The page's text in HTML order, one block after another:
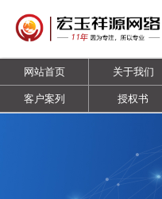
站
首
关
于
新
网站首页 关于我们
客户案列
授权书